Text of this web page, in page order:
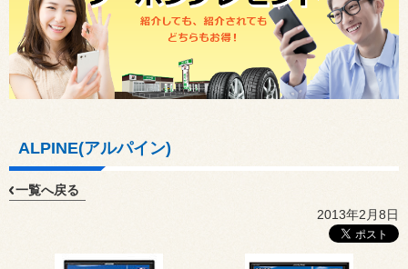
ALPINE(アルパイン)
一覧へ戻る
2013年2月8日